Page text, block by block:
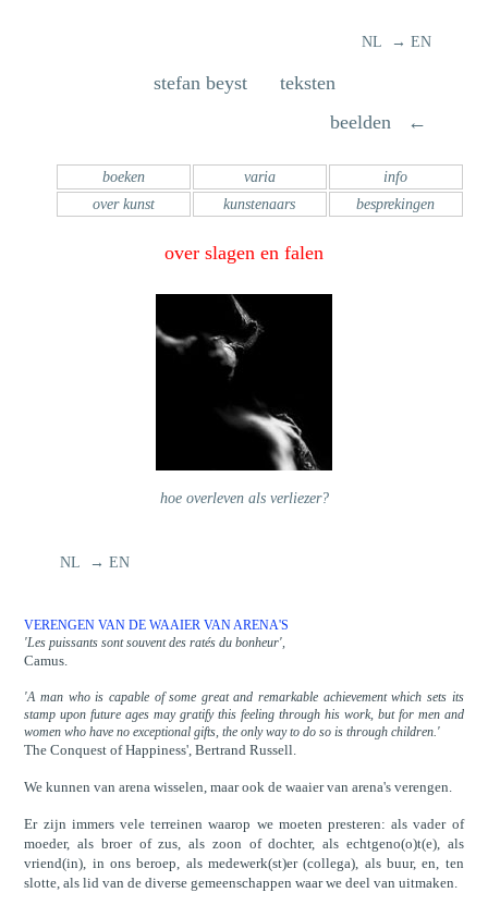
NL → EN
stefan beyst teksten
beelden ←
info
varia
boeken
besprekingen
kunstenaars
over kunst
over slagen en falen
hoe overleven als verliezer?
NL → EN
VERENGEN VAN DE WAAIER VAN ARENA'S
'Les puissants sont souvent des ratés du bonheur',
Camus.
'A man who is capable of some great and remarkable achievement which sets its
stamp upon future ages may gratify this feeling through his work, but for men and
women who have no exceptional gifts, the only way to do so is through children.'
The Conquest of Happiness', Bertrand Russell.
We kunnen van arena wisselen, maar ook de waaier van arena's verengen.
Er zijn immers vele terreinen waarop we moeten presteren: als vader of
moeder, als broer of zus, als zoon of dochter, als echtgeno(o)t(e), als
vriend(in), in ons beroep, als medewerk(st)er (collega), als buur, en, ten
slotte, als lid van de diverse gemeenschappen waar we deel van uitmaken.